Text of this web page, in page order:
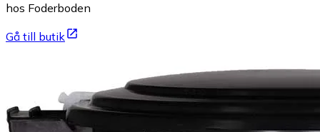
hos Foderboden
Gå till butik